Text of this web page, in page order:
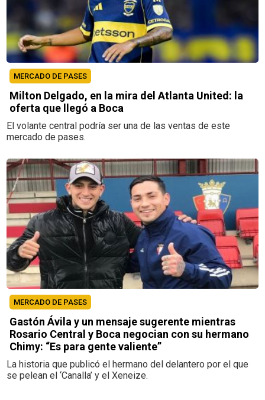
MERCADO DE PASES
Milton Delgado, en la mira del Atlanta United: la
oferta que llegó a Boca
El volante central podría ser una de las ventas de este
mercado de pases.
MERCADO DE PASES
Gastón Ávila y un mensaje sugerente mientras
Rosario Central y Boca negocian con su hermano
Chimy: “Es para gente valiente”
La historia que publicó el hermano del delantero por el que
se pelean el ‘Canalla’ y el Xeneize.